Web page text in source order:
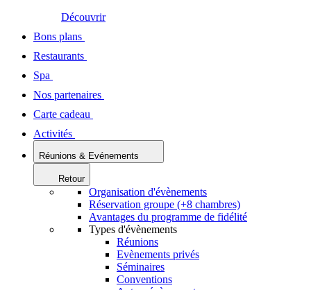
Découvrir
Bons plans
Restaurants
Spa
Nos partenaires
Carte cadeau
Activités
Réunions & Evénements
Retour
Organisation d'évènements
Réservation groupe (+8 chambres)
Avantages du programme de fidélité
Types d'évènements
Réunions
Evènements privés
Séminaires
Conventions